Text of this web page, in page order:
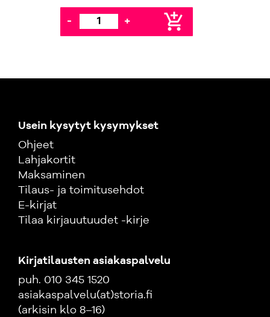
- + add_shopping_cart
Usein kysytyt kysymykset
Ohjeet
Lahjakortit
Maksaminen
Tilaus- ja toimitusehdot
E-kirjat
Tilaa kirjauutuudet -kirje
Kirjatilausten asiakaspalvelu
puh. 010 345 1520
asiakaspalvelu(at)storia.fi
(arkisin klo 8–16)